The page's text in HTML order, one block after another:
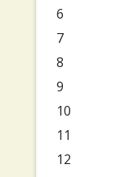
6
7
8
9
10
11
12